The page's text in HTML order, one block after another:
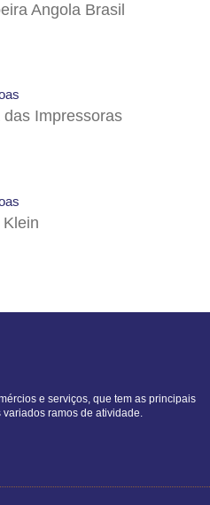
Angola Brasil
das Impressoras
Klein
e serviços, que tem as principais
ramos de atividade.